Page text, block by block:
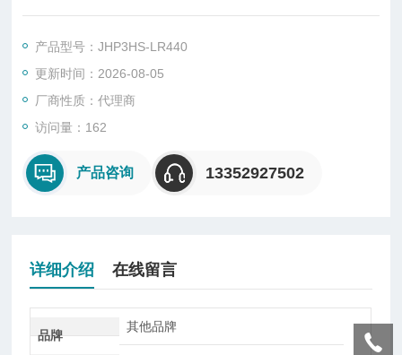
求：
产品型号：JHP3HS-LR440
更新时间：2026-08-05
厂商性质：代理商
访问量：162
产品咨询 13352927502
详细介绍 在线留言
品牌
其他品牌